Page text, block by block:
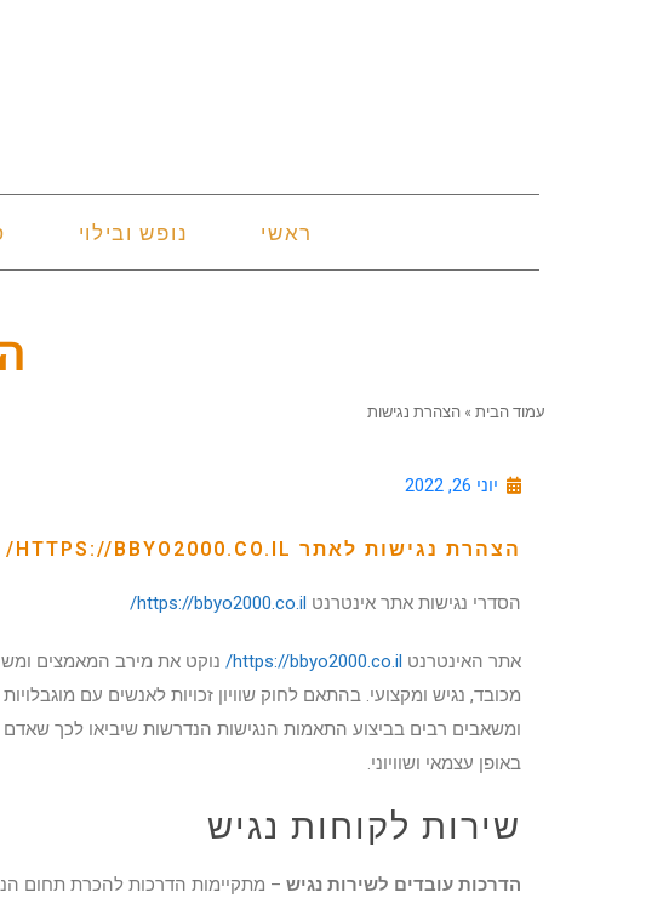
ראשי נופש ובילוי
עמוד הבית » הצהרת נגישות
יוני 26, 2022
הצהרת נגישות לאתר HTTPS://BBYO2000.CO.IL/
הסדרי נגישות אתר אינטרנט https://bbyo2000.co.il/
אתר האינטרנט https://bbyo2000.co.il/
נוקט את מירב המאמצים
ומשאבים רבים בביצוע התאמות הנגישות הנדרשות שיביאו לכך
באופן עצמאי ושוויוני.
שירות לקוחות נגיש
הדרכות עובדים לשירות נגיש – מתקיימות הדרכות להכרת תחום